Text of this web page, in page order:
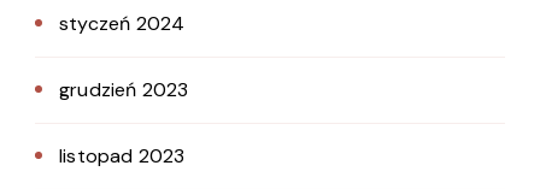
styczeń 2024
grudzień 2023
listopad 2023